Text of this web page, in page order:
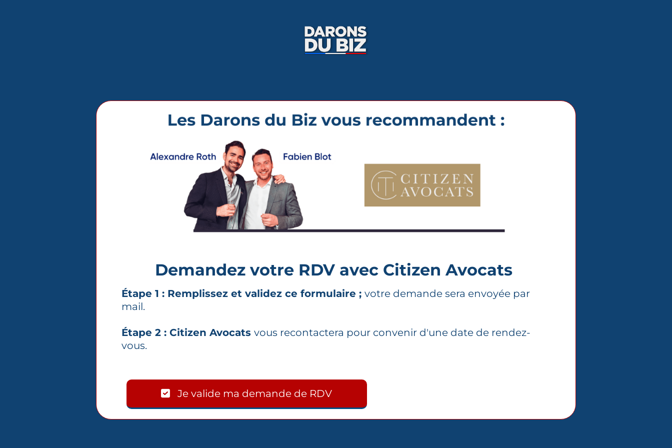
Demandez votre RDV avec Citizen Avocats
Étape 1 : Remplissez et validez ce formulaire ; votre demande sera envoyée par
mail.
Étape 2 : Citizen Avocats vous recontactera pour convenir d'une date de rendez-
vous.
Je valide ma demande de RDV